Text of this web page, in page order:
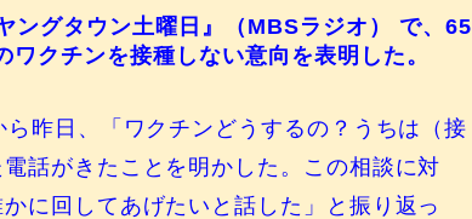
グタウン土曜日』（MBSラジオ） で、65
クチンを接種しない意向を表明した。
昨日、「ワクチンどうするの？うちは（接
話がきたことを明かした。この相談に対
に回してあげたいと話した」と振り返っ